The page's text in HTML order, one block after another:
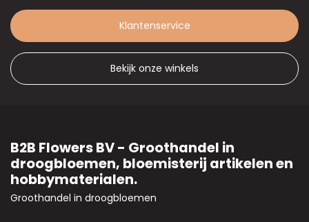
Klantenservice
Bekijk onze winkels
B2B Flowers BV - Groothandel in
droogbloemen, bloemisterij artikelen en
hobbymaterialen.
Groothandel in droogbloemen